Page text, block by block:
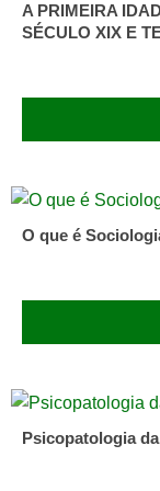
A PRIMEIRA
SÉCULO XIX E
O que é
Psicopatologia